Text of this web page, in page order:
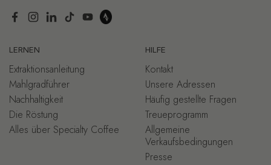
Facebook
Instagram
LinkedIn
TikTokYouTube
LERNEN
Extraktionsanleitung
Mahlgradführer
Nachhaltigkeit
Die Röstung
Alles über Specialty Coffee
HILFE
Kontakt
Unsere Adressen
Häufig gestellte Fragen
Treueprogramm
Allgemeine
Verkaufsbedingungen
Presse